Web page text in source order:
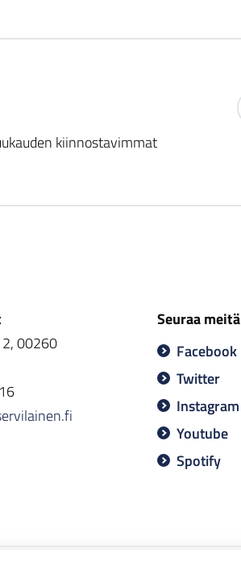
kiinnostavimmat
00260
Seuraa meitä
Facebook
Twitter
Instagram
Youtube
Spotify